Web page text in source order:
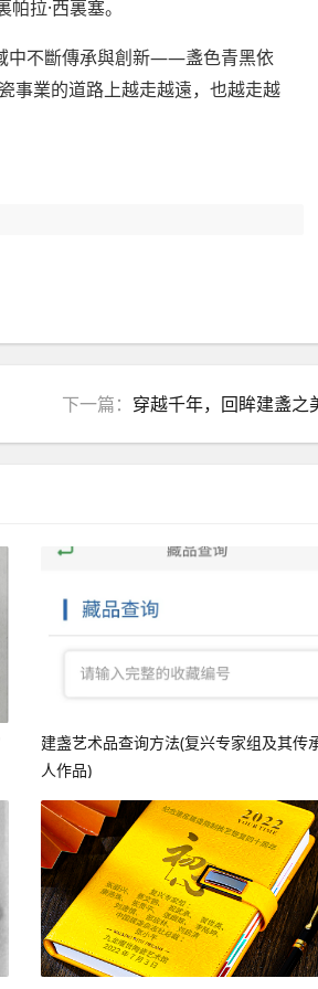
帕拉·西裏塞。
中不斷傳承與創新——盞色青黑依
事業的道路上越走越遠，也越走越
下一篇： 穿越千年，回眸建盞之
建盏艺术品查询方法(复兴专家组及其传
人作品)